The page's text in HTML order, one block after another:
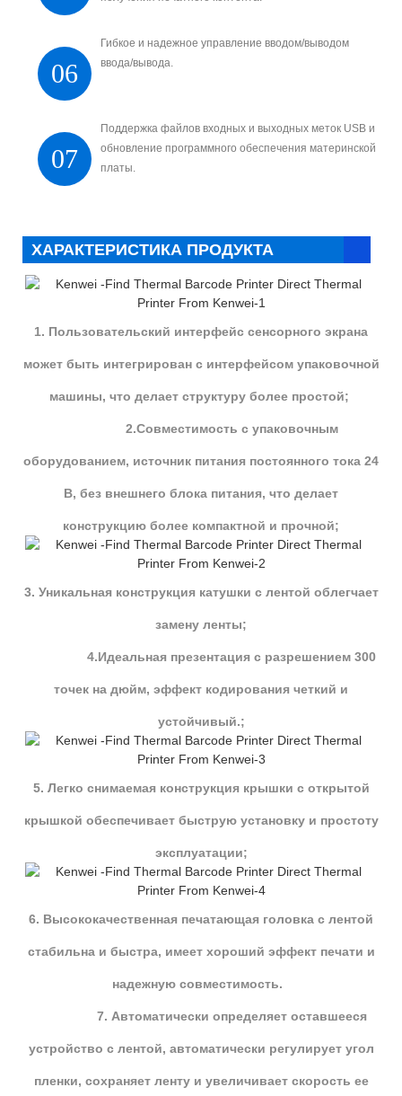
06
Гибкое и надежное управление вводом/выводом
ввода/вывода.
07
Поддержка файлов входных и выходных меток USB и
обновление программного обеспечения материнской
платы.
ХАРАКТЕРИСТИКА ПРОДУКТА
1. Пользовательский интерфейс сенсорного экрана
может быть интегрирован с интерфейсом упаковочной
машины, что делает структуру более простой;
2.Совместимость с упаковочным
оборудованием, источник питания постоянного тока 24
В, без внешнего блока питания, что делает
конструкцию более компактной и прочной;
3. Уникальная конструкция катушки с лентой облегчает
замену ленты;
4.Идеальная презентация с разрешением 300
точек на дюйм, эффект кодирования четкий и
устойчивый.;
5. Легко снимаемая конструкция крышки с открытой
крышкой обеспечивает быструю установку и простоту
эксплуатации;
6. Высококачественная печатающая головка с лентой
стабильна и быстра, имеет хороший эффект печати и
надежную совместимость.
7. Автоматически определяет оставшееся
устройство с лентой, автоматически регулирует угол
пленки, сохраняет ленту и увеличивает скорость ее